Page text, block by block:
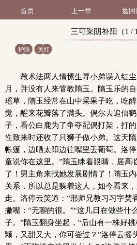
首页 上一章 返回
三可采阴补阳（1 / 1
护眼 关灯
教术法两人情愫生寻小弟误入红
月，并没有人来管教隋玉。隋玉乐的
瑶草，隋玉经常在山中采果子吃，吃
觉，醒来花瓣落了满头。偶尔去追仙
子，看公白鹿为了争夺配偶打架，打
性致来时还收了只狮子做小弟。这天
帐篷，边晒太阳边往嘴里丢葡萄。洛
童说你在这里。”隋玉眯着眼睛，居高
了！男主角来找她发展剧情了！隋玉
关系，所以总是躲着这人，如今看来
走。洛停云笑道：“邢师兄教习习字焚
撇嘴：“无聊的很。”“这几日在做些什
子。”隋玉翻身坐起，“后山有一株好
颗，又甜又大，你可尝过？”洛停云摇